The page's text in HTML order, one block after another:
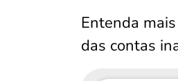
Entenda
das contas